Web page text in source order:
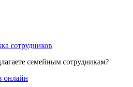
сотрудников
семейным сотрудникам?
онлайн